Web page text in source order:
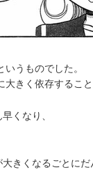
いうものでした。
きく依存すること
くなり、
きくなるごとにだ